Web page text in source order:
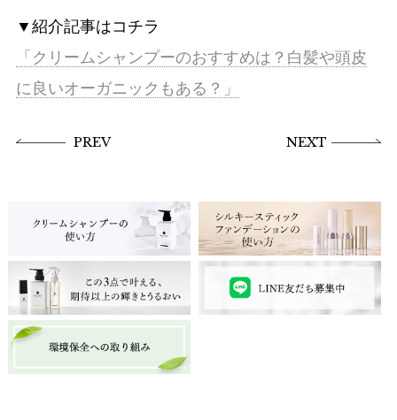
▼紹介記事はコチラ
「クリームシャンプーのおすすめは？白髪や頭皮
に良いオーガニックもある？」
PREV NEXT